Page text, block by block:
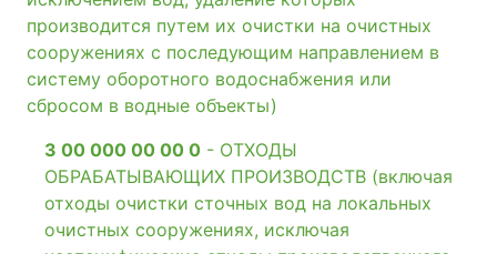
производится путем их очистки на очистных
сооружениях с последующим направлением в
систему оборотного водоснабжения или
сбросом в водные объекты)
3 00 000 00 00 0 - ОТХОДЫ
ОБРАБАТЫВАЮЩИХ ПРОИЗВОДСТВ (включая
отходы очистки сточных вод на локальных
очистных сооружениях, исключая